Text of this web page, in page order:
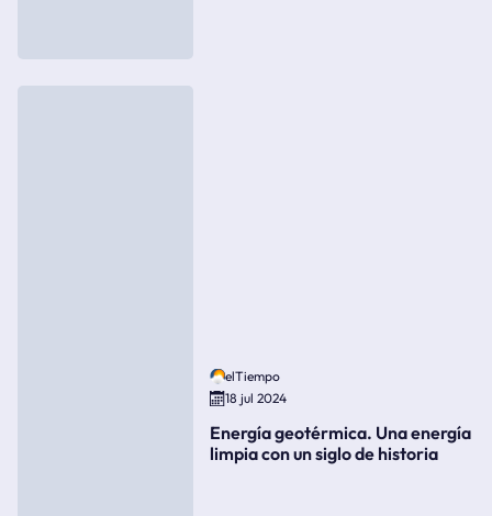
elTiempo
18 jul 2024
Energía geotérmica. Una energía
limpia con un siglo de historia